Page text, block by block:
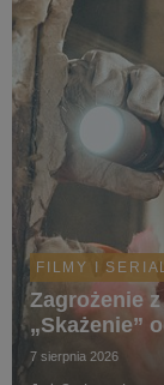
FILMY I
Zagrożenie
„Skażenie”
7 sierpnia 2026